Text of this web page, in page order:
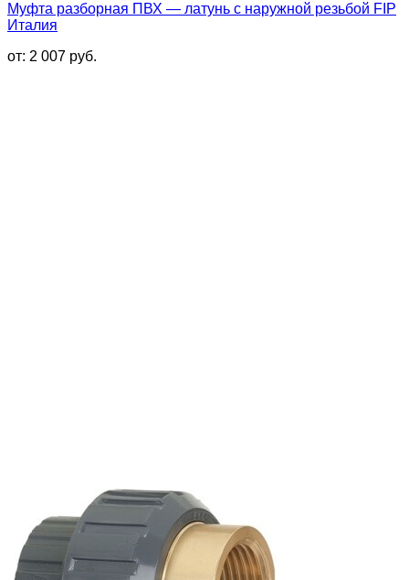
Муфта разборная ПВХ — латунь с наружной резьбой FIP
Италия
от: 2 007 руб.